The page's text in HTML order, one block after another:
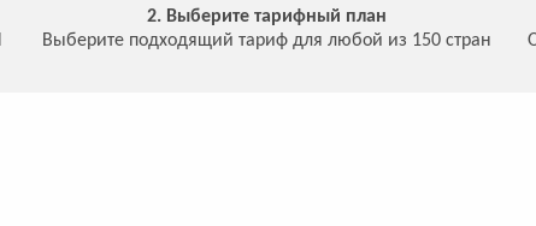
2. Выберите тарифный план
Выберите подходящий тариф для любой из 150 стран